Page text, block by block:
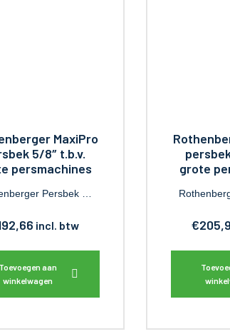
MaxiPro
5/8″ t.b.v.
persmachines
Persbek …
incl. btw
Toevoegen aan
winkelwagen
grote
€